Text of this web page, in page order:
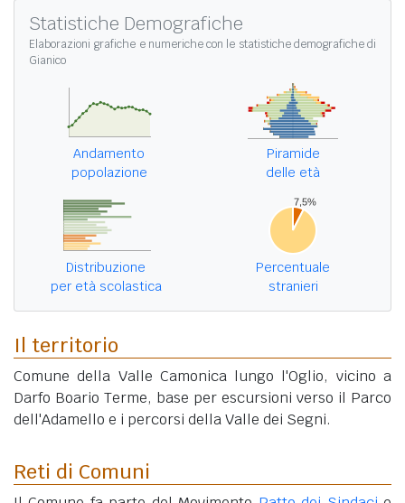
Statistiche Demografiche
Elaborazioni grafiche e numeriche con le statistiche demografiche di
Gianico
Andamento
popolazione
Piramide
delle età
Distribuzione
per età scolastica
Percentuale
stranieri
Il territorio
Comune della Valle Camonica lungo l'Oglio, vicino a
Darfo Boario Terme, base per escursioni verso il Parco
dell'Adamello e i percorsi della Valle dei Segni.
Reti di Comuni